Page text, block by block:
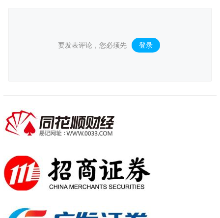
要发表评论，您必须先 登录 。